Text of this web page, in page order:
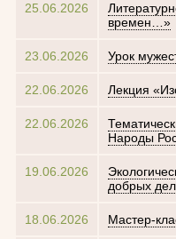
25.06.2026
времен…»
23.06.2026 Урок
22.06.2026 Лекция
22.06.2026
Народы
19.06.2026
добрых
18.06.2026 Мастер-